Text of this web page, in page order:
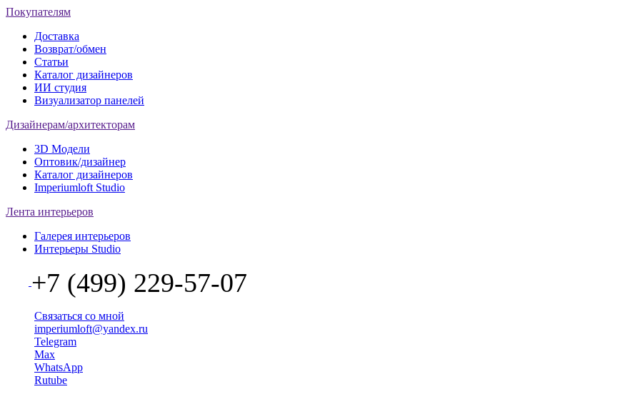
Покупателям
Доставка
Возврат/обмен
Статьи
Каталог дизайнеров
ИИ студия
Визуализатор панелей
Дизайнерам/архитекторам
3D Модели
Оптовик/дизайнер
Каталог дизайнеров
Imperiumloft Studio
Лента интерьеров
Галерея интерьеров
Интерьеры Studio
+7 (499) 229-57-07
Связаться со мной
imperiumloft@yandex.ru
Telegram
Max
WhatsApp
Rutube